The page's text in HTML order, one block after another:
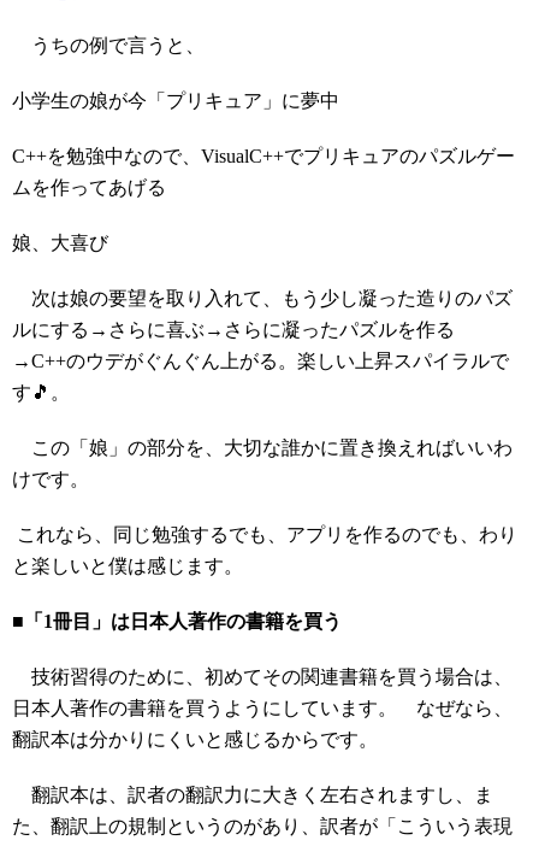
うちの例で言うと、
小学生の娘が今「プリキュア」に夢中
C++を勉強中なので、VisualC++でプリキュアのパズルゲー
ムを作ってあげる
娘、大喜び
次は娘の要望を取り入れて、もう少し凝った造りのパズ
ルにする→さらに喜ぶ→さらに凝ったパズルを作る
→C++のウデがぐんぐん上がる。楽しい上昇スパイラルで
す🎵。
この「娘」の部分を、大切な誰かに置き換えればいいわ
けです。
これなら、同じ勉強するでも、アプリを作るのでも、わり
と楽しいと僕は感じます。
■「1冊目」は日本人著作の書籍を買う
技術習得のために、初めてその関連書籍を買う場合は、
日本人著作の書籍を買うようにしています。 なぜなら、
翻訳本は分かりにくいと感じるからです。
翻訳本は、訳者の翻訳力に大きく左右されますし、ま
た、翻訳上の規制というのがあり、訳者が「こういう表現